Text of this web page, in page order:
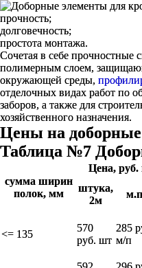
прочность;
долговечность;
простота монтажа.
Сочетая в себе прочностные
полимерным слоем,
окружающей среды,
отделочных видах работ по
заборов, а также для
хозяйственного назначения.
Цены на
Таблица №7
сумма ширин
полок, мм
Цена, руб.
штука,
2м
<= 135
570
руб. шт
285
м/п